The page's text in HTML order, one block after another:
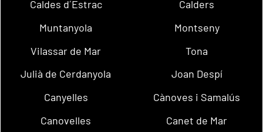
Caldes d´Estrac
Calders
Muntanyola
Montseny
Vilassar de Mar
Tona
Julià de Cerdanyola
Joan Despí
Canyelles
Cànoves i Samalús
Canovelles
Canet de Mar